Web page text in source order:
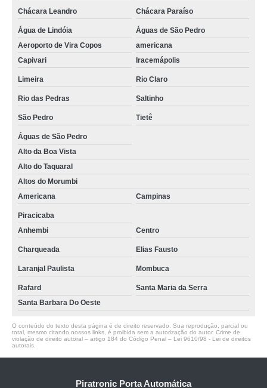
Chácara Leandro Chácara Paraíso
Água de Lindóia
Águas de São Pedro
Aeroporto de Vira Copos
americana
Capivari
Iracemápolis
Limeira Rio Claro
Rio das Pedras Saltinho
São Pedro Tietê
Águas de São Pedro
Alto da Boa Vista
Alto do Taquaral
Altos do Morumbi
Americana
Campinas
Piracicaba
Anhembi
Centro
Charqueada Elias Fausto
Laranjal Paulista Mombuca
Rafard
Santa Maria da Serra
Santa Barbara Do Oeste
O conteúdo do texto desta página é de direito reservado. Sua reprodução, parcial ou
total, mesmo citando nossos links, é proibida sem a autorização do autor. Crime de
violação de direito autoral – artigo 184 do Código Penal – Lei 9610/98 - Lei de direitos
autorais
Piratronic Porta Automática